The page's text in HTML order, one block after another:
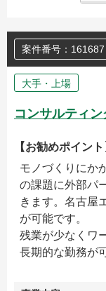
案件番号：
大手・上場
コンサルティン
【お勧めポイント
モノづくりにか
の課題に外部パ
きます。名古屋
が可能です。
残業が少なくワ
長期的な勤務が